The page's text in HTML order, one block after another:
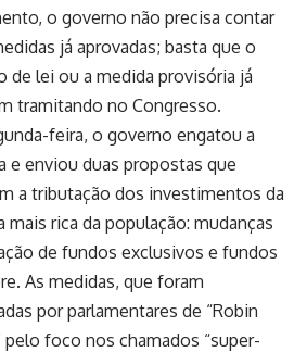
o governo não precisa contar
já aprovadas; basta que o
de lei ou a medida provisória já
tramitando no Congresso.
feira, o governo engatou a
e enviou duas propostas que
a tributação dos investimentos da
mais rica da população: mudanças
de fundos exclusivos e fundos
As medidas, que foram
por parlamentares de “Robin
pelo foco nos chamados “super-